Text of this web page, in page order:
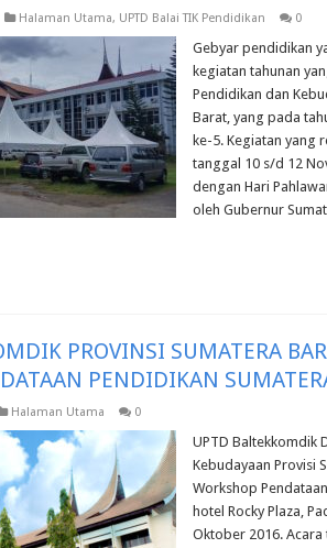
Halaman Utama, UPTD Balai TIK Pendidikan 0
Gebyar pendidikan
kegiatan tahunan
Pendidikan dan
Barat, yang pada
ke-5. Kegiatan yang
tanggal 10 s/d 12
dengan Hari
oleh Gubernur
PROVINSI SUMATERA
PENDIDIKAN
Halaman Utama 0
UPTD Baltekkomdik
Kebudayaan Provisi
Workshop
hotel Rocky Plaza,
Oktober 2016.